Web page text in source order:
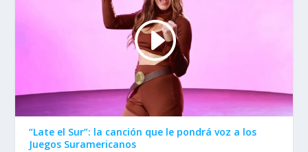
“Late el Sur”: la canción que le pondrá voz a los
Juegos Suramericanos